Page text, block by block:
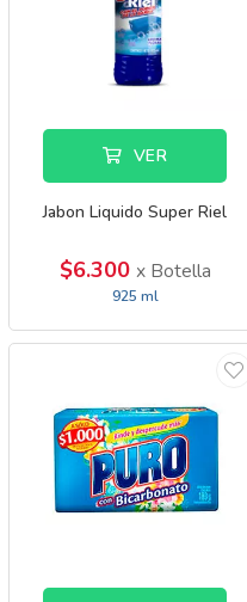
VER
Jabon Liquido Super Riel
$6.300 x Botella
925 ml